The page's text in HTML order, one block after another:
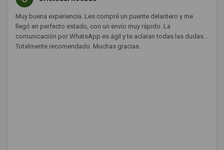
Muy buena experiencia. Les compré un puente delantero y me
llegó en perfecto estado, con un envío muy rápido. La
comunicación por WhatsApp es ágil y te aclaran todas las dudas.
Totalmente recomendado. Muchas gracias.